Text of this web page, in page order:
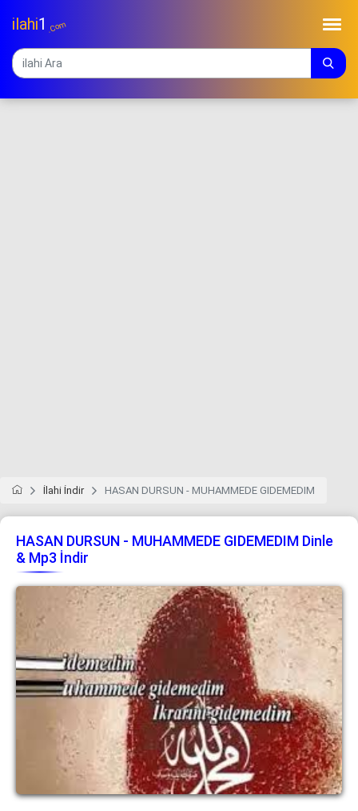
ilahi1 .Com
İlahi İndir HASAN DURSUN - MUHAMMEDE GIDEMEDIM
HASAN DURSUN - MUHAMMEDE GIDEMEDIM Dinle
& Mp3 İndir